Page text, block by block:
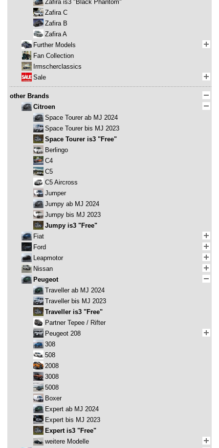
Zafira is3 "Black Phantom"
Zafira C
Zafira B
Zafira A
Further Models
Fan Collection
Irmscherclassics
Sale
other Brands
Citroen
Space Tourer ab MJ 2024
Space Tourer bis MJ 2023
Space Tourer is3 "Free"
Berlingo
C4
C5
C5 Aircross
Jumper
Jumpy ab MJ 2024
Jumpy bis MJ 2023
Jumpy is3 "Free"
Fiat
Ford
Leapmotor
Nissan
Peugeot
Traveller ab MJ 2024
Traveller bis MJ 2023
Traveller is3 "Free"
Partner Tepee / Rifter
Peugeot 208
308
508
2008
3008
5008
Boxer
Expert ab MJ 2024
Expert bis MJ 2023
Expert is3 "Free"
weitere Modelle